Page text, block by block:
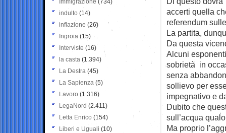
accerti quella
referendum
La partita,
Da questa
Alcuni
sobrietà in
senza
sollievo per
impegnativo e
Dubito che
sull’acqua
Ma proprio
Immigrazione (734)
indulto (14)
inflazione (26)
Ingroia (15)
Interviste (16)
la casta (1.394)
La Destra (45)
La Sapienza (5)
Lavoro (1.316)
LegaNord (2.411)
Letta Enrico (154)
Liberi e Uguali (10)